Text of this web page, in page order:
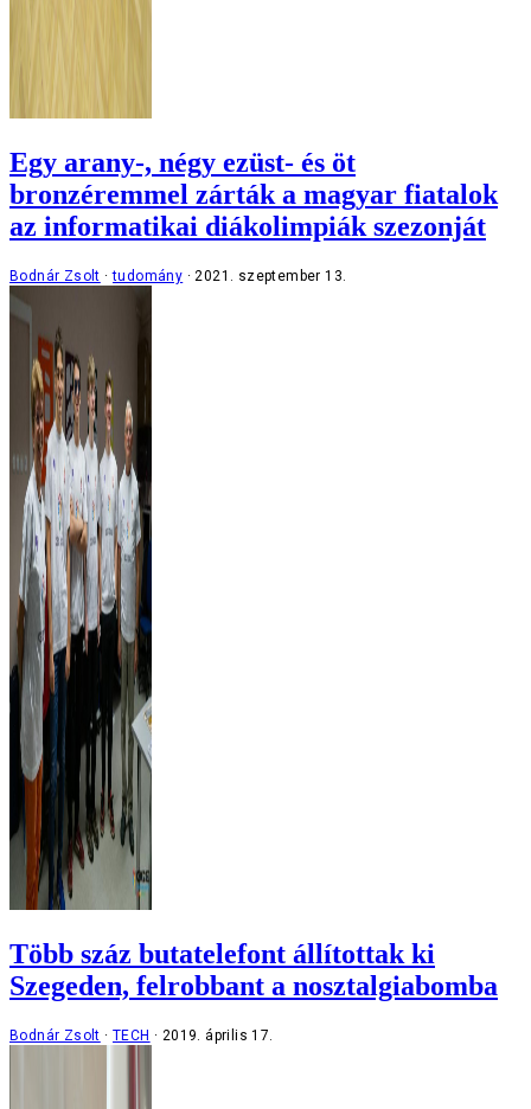
Egy arany-, négy ezüst- és öt
bronzéremmel zárták a magyar fiatalok
az informatikai diákolimpiák szezonját
Bodnár Zsolt tudomány 2021. szeptember 13.
Több száz butatelefont állítottak ki
Szegeden, felrobbant a nosztalgiabomba
Bodnár Zsolt TECH 2019. április 17.